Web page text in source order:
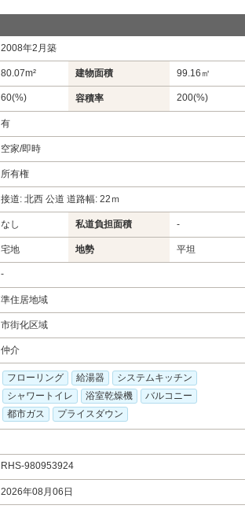
2008年2月築
80.07m² 建物面積 99.16㎡
60(%) 容積率 200(%)
有
空家/即時
所有権
接道: 北西 公道 道路幅: 22ｍ
なし 私道負担面積 -
宅地 地勢 平坦
-
準住居地域
市街化区域
仲介
フローリング 給湯器
システムキッチン
シャワートイレ
浴室乾燥機
バルコニー
都市ガス
プライスダウン
RHS-980953924
2026年08月06日